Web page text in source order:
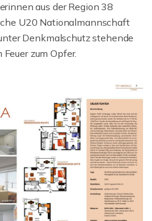
aus der Region 38
U20 Nationalmannschaft
Denkmalschutz stehende
zum Opfer.